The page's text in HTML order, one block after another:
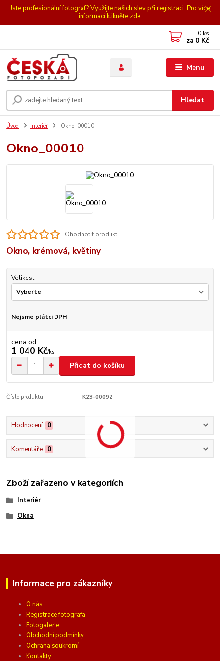
Jste profesionální fotograf? Využijte našich slev při registraci. Pro více
informací klikněte zde.
Menu
Hledat
0 ks
za 0 Kč
Úvod Interiér Okno_00010
Okno_00010
Ohodnotit produkt
Okno, krémová, květiny
Velikost
Nejsme plátci DPH
cena od
1 040 Kč/ks
Přidat do košíku
Číslo produktu: K23-00092
Hodnocení 0
Komentáře 0
Zboží zařazeno v kategoriích
Interiér
Okna
Informace pro zákazníky
O nás
Registrace fotografa
Fotogalerie
Obchodní podmínky
Ochrana soukromí
Kontakty